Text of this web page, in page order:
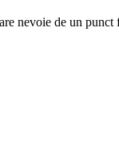
nevoie de un